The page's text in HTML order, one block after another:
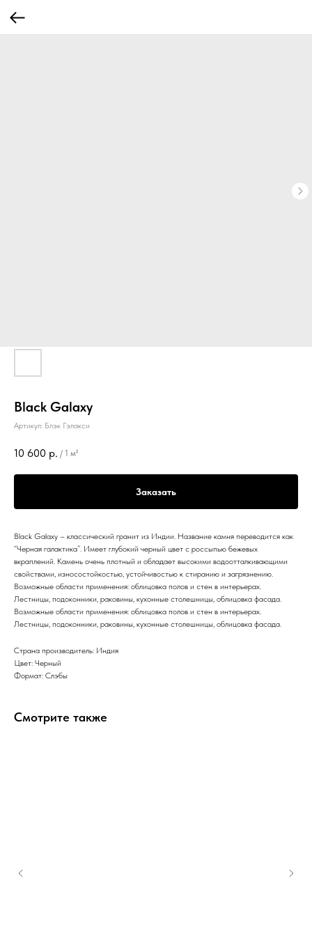
Black Galaxy
Артикул: Блэк Гэлакси
10 600 р. / 1 м²
Заказать
Black Galaxy – классический гранит из Индии. Название камня переводится как
“Черная галактика”. Имеет глубокий черный цвет с россыпью бежевых
вкраплений. Камень очень плотный и обладает высокими водоотталкивающими
свойствами, износостойкостью, устойчивостью к стиранию и загрязнению.
Возможные области применения: облицовка полов и стен в интерьерах.
Лестницы, подоконники, раковины, кухонные столешницы, облицовка фасада.
Возможные области применения: облицовка полов и стен в интерьерах.
Лестницы, подоконники, раковины, кухонные столешницы, облицовка фасада.
Страна производитель: Индия
Цвет: Черный
Формат: Слэбы
Смотрите также